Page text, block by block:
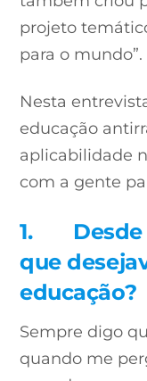
projeto
para o mundo”.
Nesta
educação
aplicabilidade
com a gente
1.
que
educação?
Sempre digo
quando me